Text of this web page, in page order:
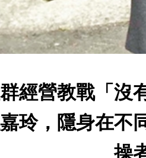
經營教戰「沒
玲，隱身在不
操